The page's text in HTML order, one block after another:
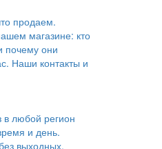
продаем.
магазине: кто
почему они
Наши контакты и
в любой регион
и день.
выходных.